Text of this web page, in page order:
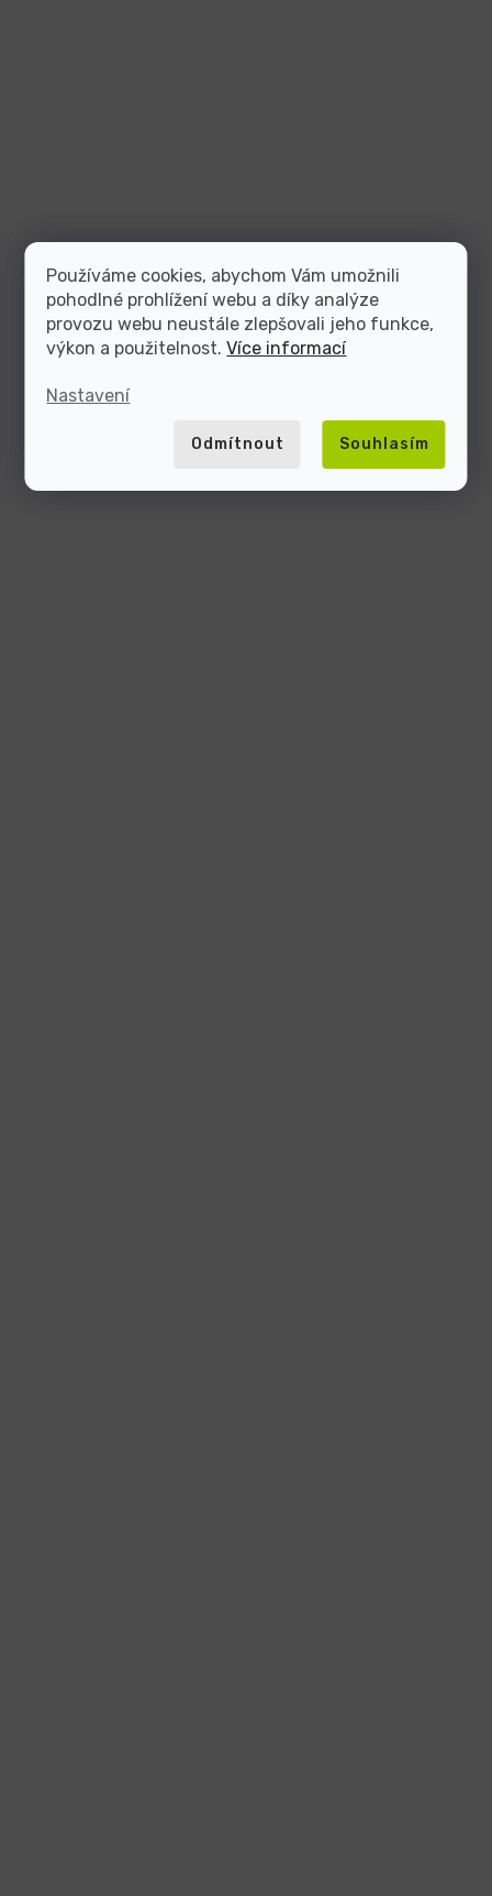
Používáme cookies, abychom Vám umožnili
pohodlné prohlížení webu a díky analýze
provozu webu neustále zlepšovali jeho funkce,
výkon a použitelnost.Více informací
Nastavení
Odmítnout Souhlasím